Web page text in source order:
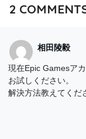
2
相田陵毅
現在Epic Gamesア
お試しください。
解決方法教えてくだ